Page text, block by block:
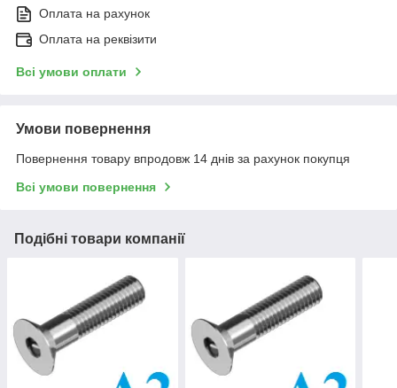
Оплата на рахунок
Оплата на реквізити
Всі умови оплати
Умови повернення
Повернення товару впродовж 14 днів за рахунок покупця
Всі умови повернення
Подібні товари компанії